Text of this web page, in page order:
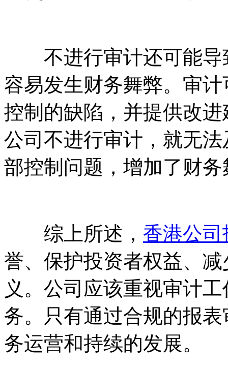
不进行审计还可能导
容易发生财务舞弊。审
控制的缺陷，并提供改
公司不进行审计，就无
部控制问题，增加了财
综上所述， 香港公
誉、保护投资者权益、
义。公司应该重视审计
务。只有通过合规的报
务运营和持续的发展。